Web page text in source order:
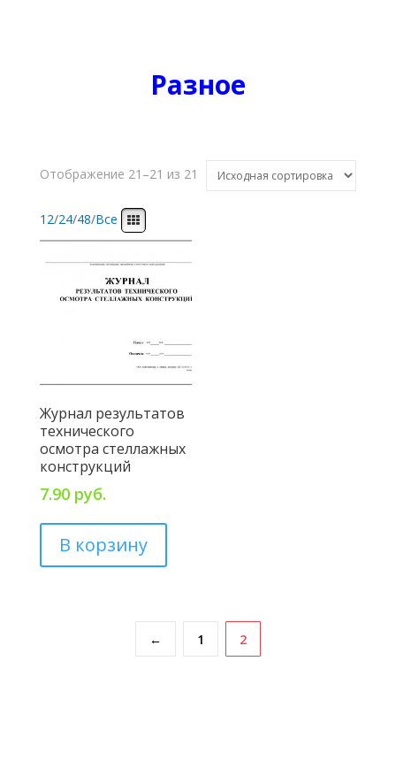
Разное
Отображение 21–21 из 21
12/24/48/Все
Журнал результатов
технического
осмотра стеллажных
конструкций
7.90руб.
В корзину
← 1 2